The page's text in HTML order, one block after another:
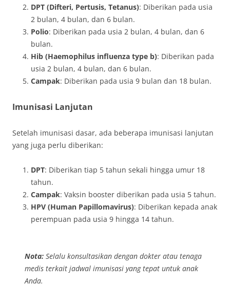
DPT (Difteri, Pertusis, Tetanus): Diberikan pada usia
2 bulan, 4 bulan, dan 6 bulan.
Polio: Diberikan pada usia 2 bulan, 4 bulan, dan 6
bulan.
Hib (Haemophilus influenza type b): Diberikan pada
usia 2 bulan, 4 bulan, dan 6 bulan.
Campak: Diberikan pada usia 9 bulan dan 18 bulan.
Imunisasi Lanjutan
Setelah imunisasi dasar, ada beberapa imunisasi lanjutan
yang juga perlu diberikan:
DPT: Diberikan tiap 5 tahun sekali hingga umur 18
tahun.
Campak: Vaksin booster diberikan pada usia 5 tahun.
HPV (Human Papillomavirus): Diberikan kepada anak
perempuan pada usia 9 hingga 14 tahun.
Nota: Selalu konsultasikan dengan dokter atau tenaga
medis terkait jadwal imunisasi yang tepat untuk anak
Anda.